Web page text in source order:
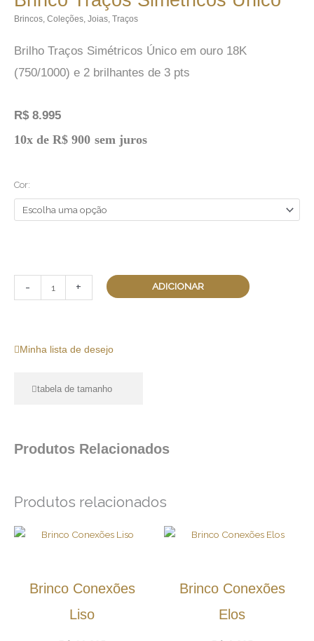
Brincos Coleções Joias Traços
Brilho Traços Simétricos Único em ouro 18K
(750/1000) e 2 brilhantes de 3 pts
R$ 8.995
10x de R$ 900 sem juros
Cor:
-
Brinco
Único
quantidade
+ ADICIONAR
Minha lista de desejo
tabela de tamanho
Produtos Relacionados
Produtos relacionados
Brinco Conexões
Liso
Brinco Conexões
Elos